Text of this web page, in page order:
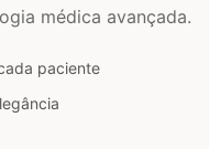
médica avançada.
paciente